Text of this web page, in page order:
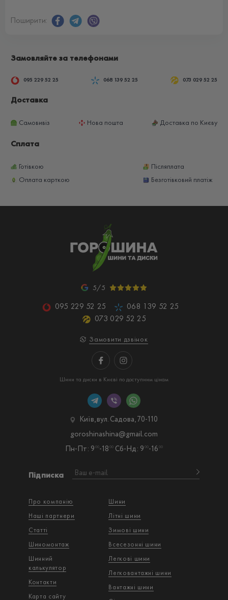
Поширити:
Замовляйте за телефонами
095 229 52 25 068 139 52 25 073 029 52 25
Доставка
Самовивіз Нова пошта Доставка по Києву
Сплата
Готівкою
Післяплата
Оплата карткою
Безготівковий платіж
5/5
095 229 52 25
068 139 52 25
073 029 52 25
Замовити дзвінок
Шини та диски в Києві по доступним цінам
Про компанію
Наші партнери
Статті
Шиномонтаж
Шинний
калькулятор
Контакти
Карта сайту
Шини
Літні шини
Зимові шини
Всесезонні шини
Легкові шини
Легковантажнi шини
Вантажнi шини
Підписка
Київ, вул. Садова, 70-110
Пн-Пт: 9 00-18 00 Сб-Нд: 9 00-16 00
goroshinashina@gmail.com